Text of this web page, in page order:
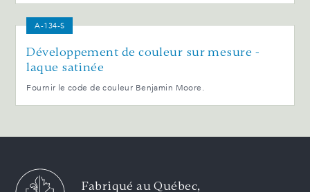
A-134-S
Développement de couleur sur mesure -
laque satinée
Fournir le code de couleur Benjamin Moore.
Fabriqué au Québec,